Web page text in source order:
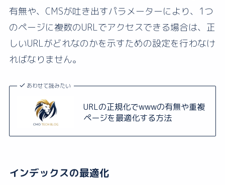
有無や、CMSが吐き出すパラメーターにより、1つ
のページに複数のURLでアクセスできる場合は、正
しいURLがどれなのかを示すための設定を行わなけ
ればなりません。
あわせて読みたい
URLの正規化でwwwの有無や重複
ページを最適化する方法
インデックスの最適化